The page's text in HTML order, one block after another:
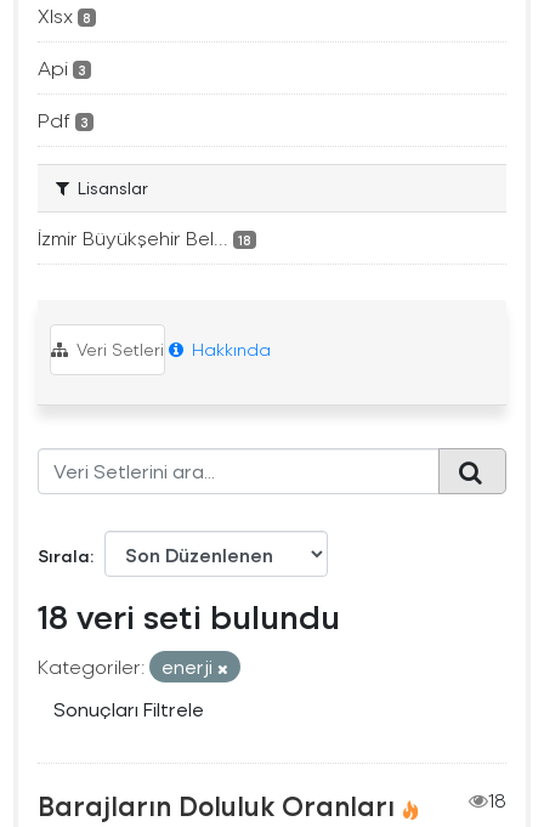
Xlsx 8
Api 3
Pdf 3
Lisanslar
İzmir Büyükşehir Bel... 18
Veri Setleri Hakkında
Sırala
18 veri seti bulundu
Kategoriler:
enerji
Sonuçları Filtrele
Barajların Doluluk Oranları
18